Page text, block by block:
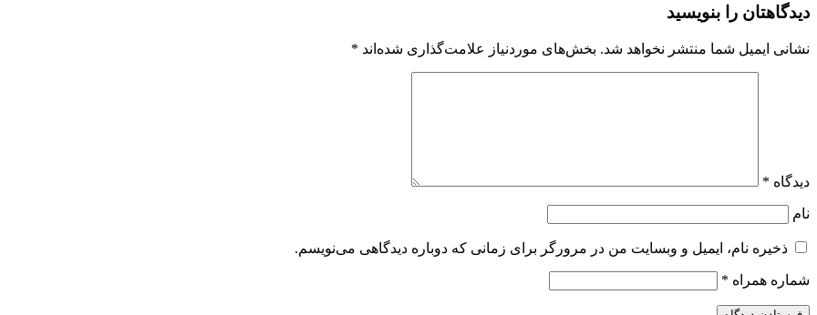
دیدگاهتان را بنویسید
نشانی ایمیل شما منتشر نخواهد شد. بخش‌های موردنیاز علامت‌گذاری شده‌اند *
دیدگاه *
نام
ذخیره نام، ایمیل و وبسایت من در مرورگر برای زمانی که دوباره دیدگاهی می‌نویسم.
شماره همراه *